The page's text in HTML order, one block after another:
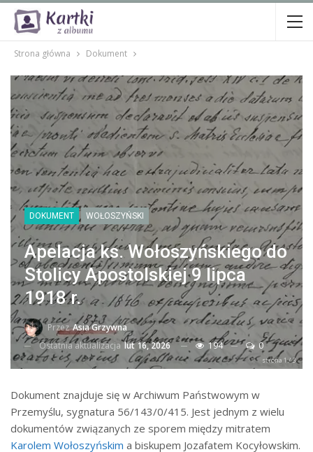
Strona główna Dokument
DOKUMENT WOŁOSZYŃSKI
Apelacja ks. Wołoszyńskiego do
Stolicy Apostolskiej 9 lipca
1918 r.
PrzezAsia Grzywna
Ostatnia aktualizacjalut 16, 2026 194 0
strona 1 / 3
Dokument znajduje się w Archiwum Państwowym w
Przemyślu, sygnatura 56/143/0/415. Jest jednym z wielu
dokumentów związanych ze sporem między mitratem
Karolem Wołoszyńskim a biskupem Jozafatem Kocyłowskim.